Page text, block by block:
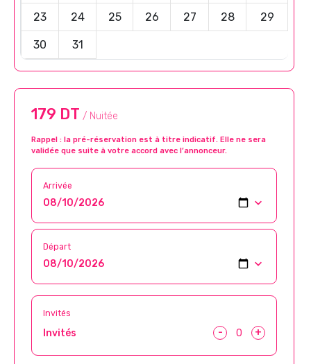
23 24 25 26 27 28 29
30 31
179 DT / Nuitée
Rappel : la pré-réservation est à titre indicatif. Elle ne sera
validée que suite à votre accord avec l’annonceur.
Arrivée
Départ
Invités
Invités - +